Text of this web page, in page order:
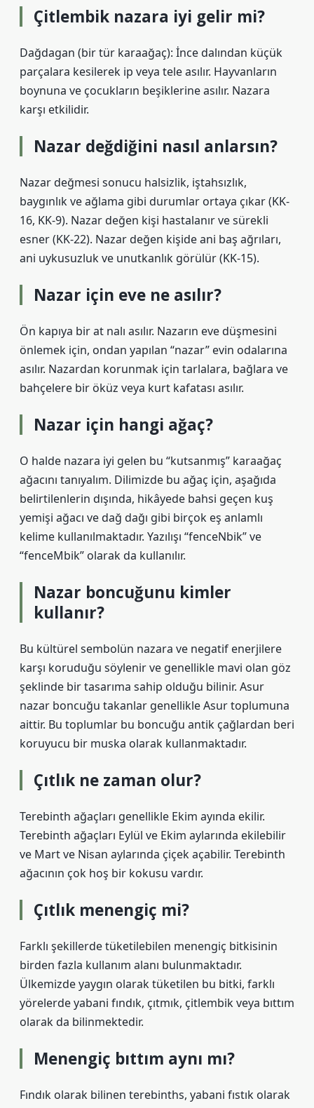
Çitlembik nazara iyi gelir mi?
Dağdagan (bir tür karaağaç): İnce dalından küçük
parçalara kesilerek ip veya tele asılır. Hayvanların
boynuna ve çocukların beşiklerine asılır. Nazara
karşı etkilidir.
Nazar değdiğini nasıl anlarsın?
Nazar değmesi sonucu halsizlik, iştahsızlık,
baygınlık ve ağlama gibi durumlar ortaya çıkar (KK-
16, KK-9). Nazar değen kişi hastalanır ve sürekli
esner (KK-22). Nazar değen kişide ani baş ağrıları,
ani uykusuzluk ve unutkanlık görülür (KK-15).
Nazar için eve ne asılır?
Ön kapıya bir at nalı asılır. Nazarın eve düşmesini
önlemek için, ondan yapılan “nazar” evin odalarına
asılır. Nazardan korunmak için tarlalara, bağlara ve
bahçelere bir öküz veya kurt kafatası asılır.
Nazar için hangi ağaç?
O halde nazara iyi gelen bu “kutsanmış” karaağaç
ağacını tanıyalım. Dilimizde bu ağaç için, aşağıda
belirtilenlerin dışında, hikâyede bahsi geçen kuş
yemişi ağacı ve dağ dağı gibi birçok eş anlamlı
kelime kullanılmaktadır. Yazılışı “fenceNbik” ve
“fenceMbik” olarak da kullanılır.
Nazar boncuğunu kimler
kullanır?
Bu kültürel sembolün nazara ve negatif enerjilere
karşı koruduğu söylenir ve genellikle mavi olan göz
şeklinde bir tasarıma sahip olduğu bilinir. Asur
nazar boncuğu takanlar genellikle Asur toplumuna
aittir. Bu toplumlar bu boncuğu antik çağlardan beri
koruyucu bir muska olarak kullanmaktadır.
Çıtlık ne zaman olur?
Terebinth ağaçları genellikle Ekim ayında ekilir.
Terebinth ağaçları Eylül ve Ekim aylarında ekilebilir
ve Mart ve Nisan aylarında çiçek açabilir. Terebinth
ağacının çok hoş bir kokusu vardır.
Çıtlık menengiç mi?
Farklı şekillerde tüketilebilen menengiç bitkisinin
birden fazla kullanım alanı bulunmaktadır.
Ülkemizde yaygın olarak tüketilen bu bitki, farklı
yörelerde yabani fındık, çıtmık, çitlembik veya bıttım
olarak da bilinmektedir.
Menengiç bıttım aynı mı?
Fındık olarak bilinen terebinths, yabani fıstık olarak